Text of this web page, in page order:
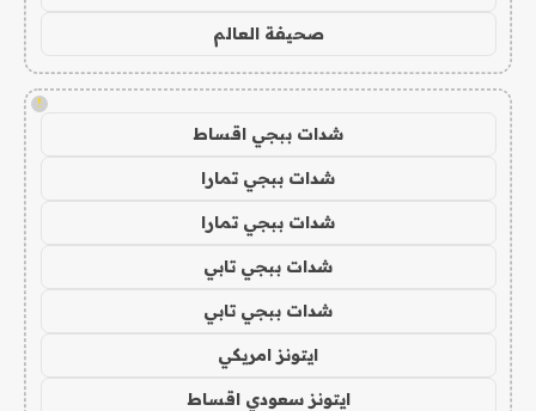
صحيفة العالم
!
شدات ببجي اقساط
شدات ببجي تمارا
شدات ببجي تمارا
شدات ببجي تابي
شدات ببجي تابي
ايتونز امريكي
ايتونز سعودي اقساط